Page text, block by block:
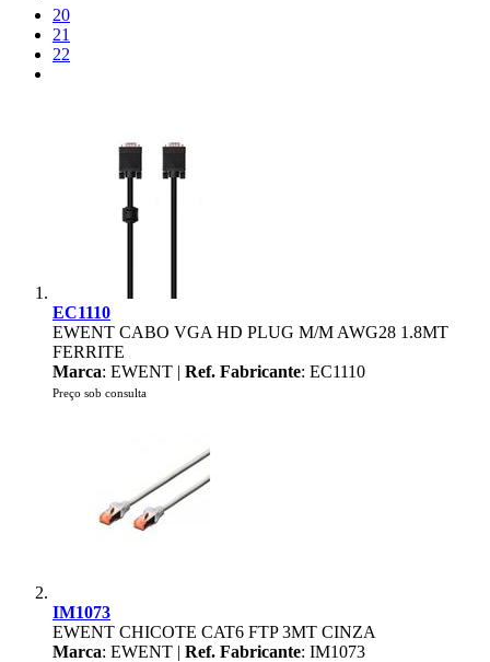
20
21
22
EC1110
EWENT CABO VGA HD PLUG M/M AWG28 1.8MT
FERRITE
Marca: EWENT | Ref. Fabricante: EC1110
Preço sob consulta
IM1073
EWENT CHICOTE CAT6 FTP 3MT CINZA
Marca: EWENT | Ref. Fabricante: IM1073